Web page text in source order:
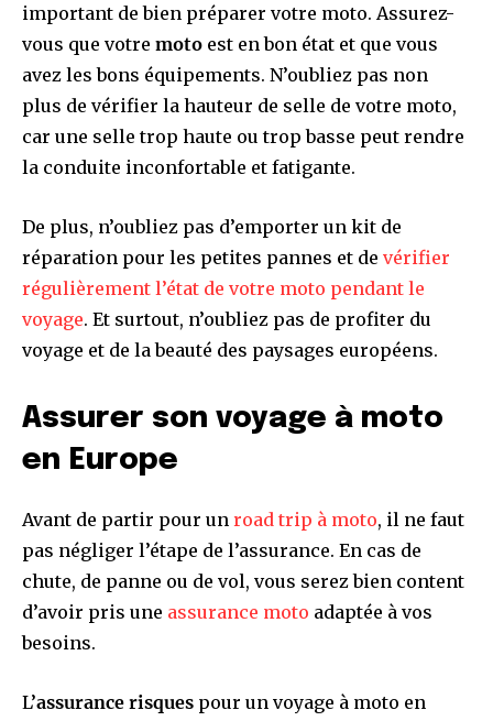
important de bien préparer votre moto. Assurez-
vous que votre moto est en bon état et que vous
avez les bons équipements. N’oubliez pas non
plus de vérifier la hauteur de selle de votre moto,
car une selle trop haute ou trop basse peut rendre
la conduite inconfortable et fatigante.
De plus, n’oubliez pas d’emporter un kit de
réparation pour les petites pannes et de vérifier
régulièrement l’état de votre moto pendant le
voyage. Et surtout, n’oubliez pas de profiter du
voyage et de la beauté des paysages européens.
Assurer son voyage à moto
en Europe
Avant de partir pour un road trip à moto, il ne faut
pas négliger l’étape de l’assurance. En cas de
chute, de panne ou de vol, vous serez bien content
d’avoir pris une assurance moto adaptée à vos
besoins.
L’assurance risques pour un voyage à moto en